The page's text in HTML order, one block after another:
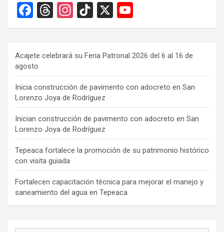
F
a
b
o
o
k
T
hr
a
d
s
In
st
gr
a
m
Ti
k
o
k
X
o
T
u
b
e
C
h
a
n
n
el
Acajete celebrará su Feria Patronal 2026 del 6 al 16 de
agosto
Inicia construcción de pavimento con adocreto en San
Lorenzo Joya de Rodríguez
Inician construcción de pavimento con adocreto en San
Lorenzo Joya de Rodríguez
Tepeaca fortalece la promoción de su patrimonio histórico
con visita guiada
Fortalecen capacitación técnica para mejorar el manejo y
saneamiento del agua en Tepeaca